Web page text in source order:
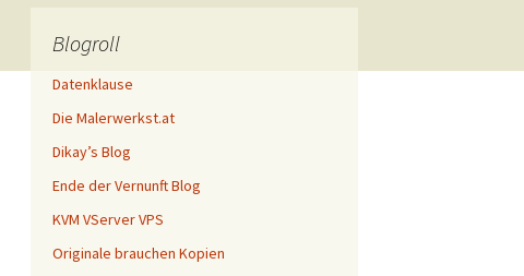
Blogroll
Datenklause
Die Malerwerkst.at
Dikay’s Blog
Ende der Vernunft Blog
KVM VServer VPS
Originale brauchen Kopien